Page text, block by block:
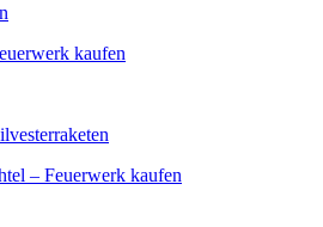
kaufen
– Feuerwerk kaufen